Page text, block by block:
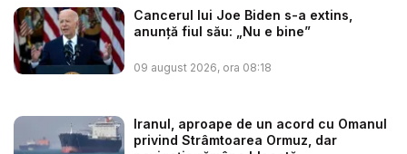
Cancerul lui Joe Biden s-a extins,
anunță fiul său: „Nu e bine”
09 august 2026, ora 08:18
Iranul, aproape de un acord cu Omanul
privind Strâmtoarea Ormuz, dar